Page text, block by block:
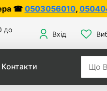
до
Вхід
Контакти